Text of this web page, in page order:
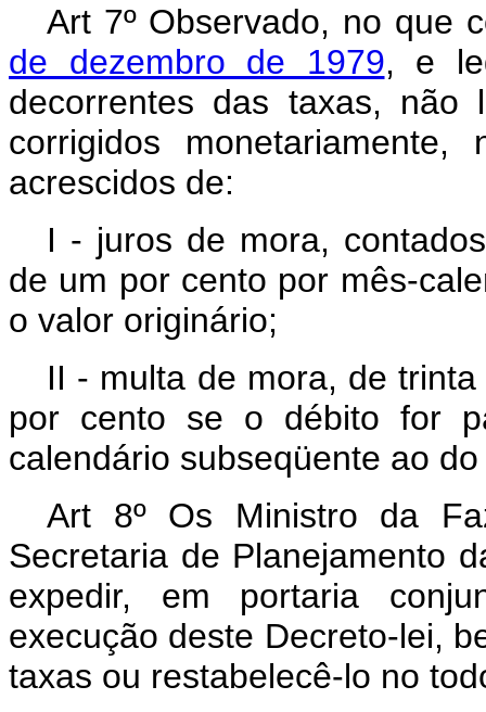
Art 7º Observado, no que
de dezembro de 1979, e
decorrentes das taxas, não
corrigidos
acrescidos de:
I - juros de mora,
de um por cento por mês-
o valor originário;
II - multa de mora, de
por cento se o débito for
calendário subseqüente ao
Art 8º Os Ministro da
Secretaria de Planejamento
expedir, em portaria
execução deste Decreto-lei,
taxas ou restabelecê-lo no